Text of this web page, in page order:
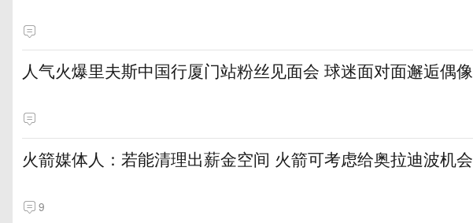
人气火爆里夫斯中国行厦门站粉丝见面会 球迷面对面邂逅偶像
火箭媒体人：若能清理出薪金空间 火箭可考虑给奥拉迪波机会
9